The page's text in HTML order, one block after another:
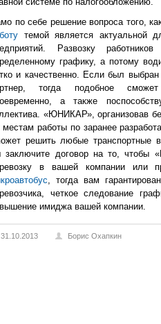
по себе решение вопроса того,
темой является актуальной
Развозку
графику, а потому
и качественно. Если был
тогда подобное сможет
а также
«ЮНИКАР», организовав
местам работы по заранее
решить любые транспортные
заключите договор на то, чтобы
в вашей компании или
, тогда вам
четкое следование
имиджа вашей компании.
31.10.2013 Борис Охапкин